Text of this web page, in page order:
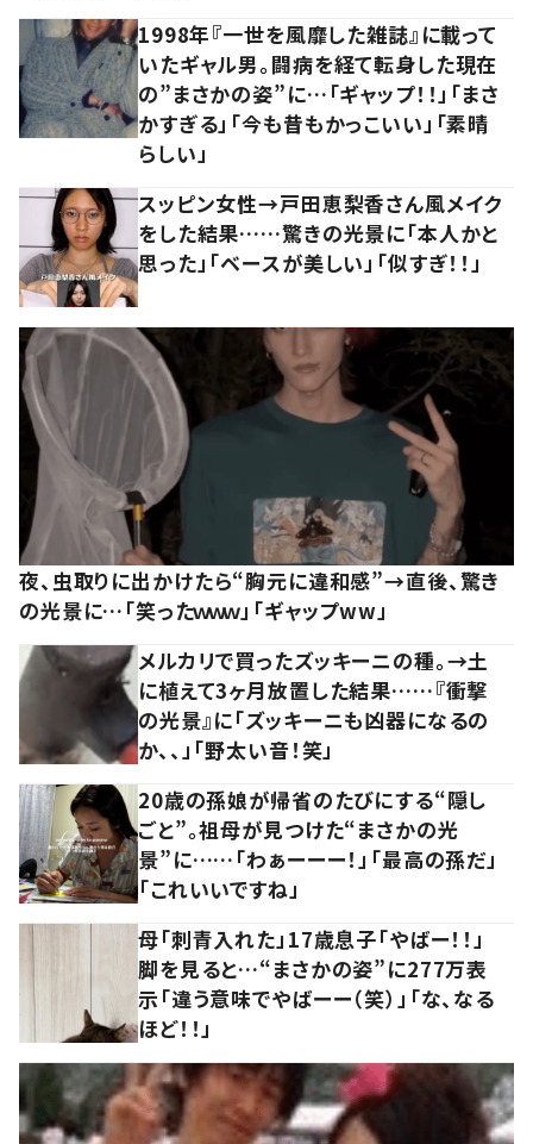
1998年『一世を風靡した雑誌』に載って
いたギャル男。闘病を経て転身した現在
の”まさかの姿”に…「ギャップ！！」「まさ
かすぎる」「今も昔もかっこいい」「素晴
らしい」
スッピン女性→戸田恵梨香さん風メイク
をした結果……驚きの光景に「本人かと
思った」「ベースが美しい」「似すぎ！！」
夜、虫取りに出かけたら“胸元に違和感”→直後、驚き
の光景に…「笑ったｗｗｗ」「ギャップww」
メルカリで買ったズッキーニの種。→土
に植えて3ヶ月放置した結果……『衝撃
の光景』に「ズッキーニも凶器になるの
か、、」「野太い音！笑」
20歳の孫娘が帰省のたびにする“隠し
ごと”。祖母が見つけた“まさかの光
景”に……「わぁーーー！」「最高の孫だ」
「これいいですね」
母「刺青入れた」17歳息子「やばー！！」
脚を見ると…“まさかの姿”に277万表
示「違う意味でやばーー（笑）」「な、なる
ほど！！」